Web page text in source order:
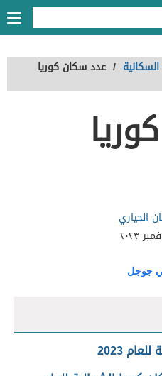
/ عدد سكان كوريا
الحياري
جوجل
2023